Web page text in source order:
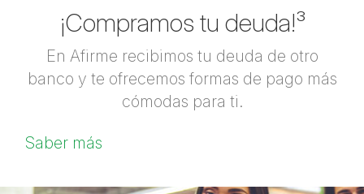
¡Compramos tu deuda!³
En Afirme recibimos tu deuda de otro
banco y te ofrecemos formas de pago más
cómodas para ti.
Saber más